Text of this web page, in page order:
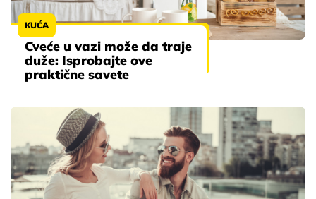
KUĆA
Cveće u vazi može da traje
duže: Isprobajte ove
praktične savete